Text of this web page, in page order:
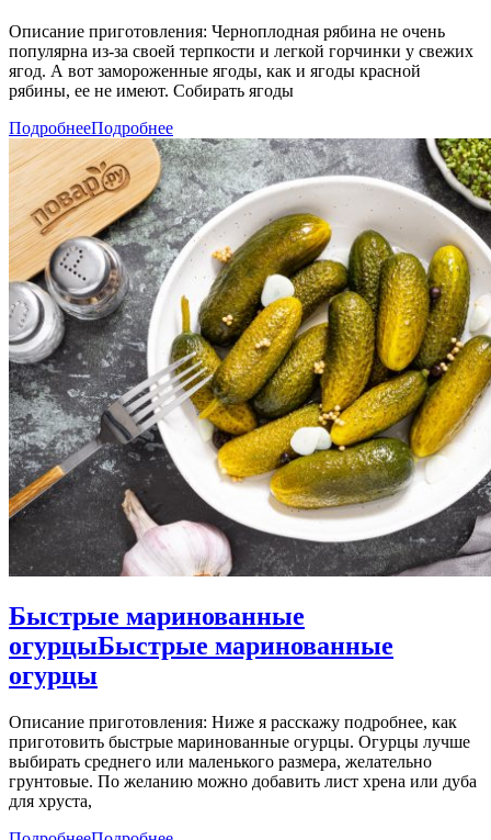
Описание приготовления: Черноплодная рябина не очень
популярна из-за своей терпкости и легкой горчинки у свежих
ягод. А вот замороженные ягоды, как и ягоды красной
рябины, ее не имеют. Собирать ягоды
ПодробнееПодробнее
Быстрые маринованные
огурцыБыстрые маринованные
огурцы
Описание приготовления: Ниже я расскажу подробнее, как
приготовить быстрые маринованные огурцы. Огурцы лучше
выбирать среднего или маленького размера, желательно
грунтовые. По желанию можно добавить лист хрена или дуба
для хруста,